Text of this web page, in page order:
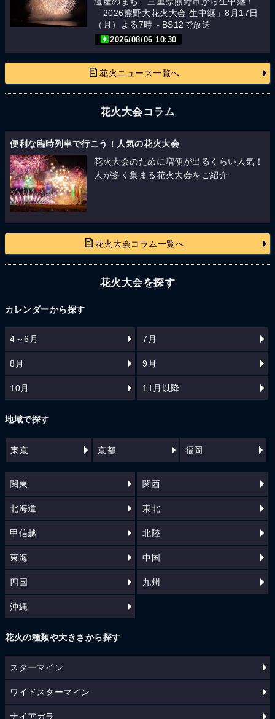
「2026熊野大花火大会 生中継」8月17日
（月）よる7時～BS12で放送
2026/08/06 10:30
花火ニュース一覧へ
花火大会コラム
便利な臨時列車で行こう！人気の花火大会
花火大会のために増便が出るくらい人気！
人が多く集まる花火大会をご紹介
花火大会コラム一覧へ
花火大会を探す
カレンダーから探す
4～6月 7月
8月 9月
10月 11月以降
地域で探す
東京 京都 福岡
関東 関西
北海道 東北
甲信越 北陸
東海 中国
四国 九州
沖縄
花火の種類や大きさから探す
スターマイン
ワイドスターマイン
ナイアガラ